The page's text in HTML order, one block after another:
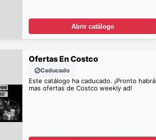
Abrir catálogo
Ofertas En Costco
Caducado
Este catálogo ha caducado. ¡Pronto habrá
mas ofertas de Costco weekly ad!